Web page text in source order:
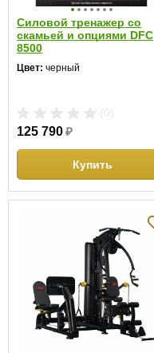
Силовой тренажер со
скамьей и опциями DFC
8500
Цвет: черный
125 790₽
Купить